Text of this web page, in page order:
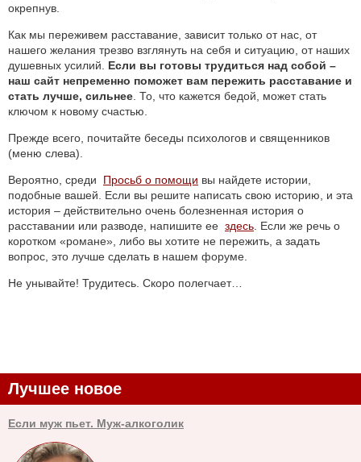
окрепнув.
Как мы переживем расставание, зависит только от нас, от
нашего желания трезво взглянуть на себя и ситуацию, от наших
душевных усилий. Если вы готовы трудиться над собой –
наш сайт непременно поможет вам пережить расставание и
стать лучше, сильнее . То, что кажется бедой, может стать
ключом к новому счастью.
Прежде всего, почитайте беседы психологов и священников
(меню слева).
Вероятно, среди Просьб о помощи вы найдете истории,
подобные вашей. Если вы решите написать свою историю, и эта
история – действительно очень болезненная история о
расставании или разводе, напишите ее здесь . Если же речь о
коротком «романе», либо вы хотите не пережить, а задать
вопрос, это лучше сделать в нашем форуме.
Не унывайте! Трудитесь. Скоро полегчает…
Лучшее новое
Если муж пьет. Муж-алкоголик